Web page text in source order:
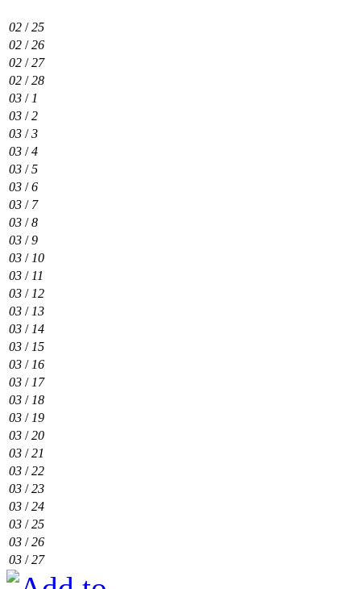
02 /25
02 /26
02 /27
02 /28
03 / 1
03 /2
03 /3
03 /4
03 /5
03 /6
03 / 7
03 /8
03 /9
03 / 10
03 / 11
03 / 12
03 / 13
03 / 14
03 / 15
03 / 16
03 / 17
03 / 18
03 / 19
03 /20
03 /21
03 /22
03 /23
03 /24
03 /25
03 /26
03 /27